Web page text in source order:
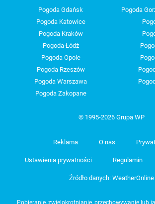
Pogoda Gdańsk
Pogoda
Pogoda Katowice
Pogoda Kraków
Pogoda Łódź
Pogoda Opole
Pogoda Rzeszów
Pogoda Warszawa
Pogoda Zakopane
© 1995-2026 Grupa WP
Reklama O nas
Ustawienia prywatności Regulamin
Źródło danych: WeatherOnline
Pobieranie, zwielokrotnianie, przechowywanie lub